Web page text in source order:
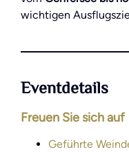
wichtigen
Eventdetails
Freuen Sie sich auf
Geführte